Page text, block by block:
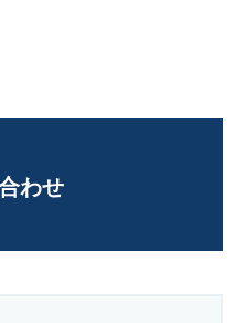
わせ